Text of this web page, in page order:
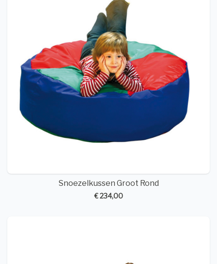
Snoezelkussen Groot Rond
€ 234,00